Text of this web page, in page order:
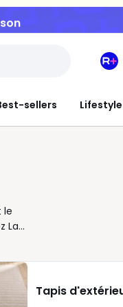
sellers Lifestyle
Mon
le
La
Un
et la
pour
Tapis